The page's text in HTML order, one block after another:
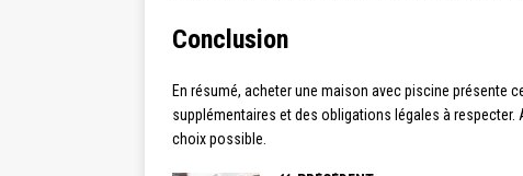
Conclusion
En résumé, acheter une maison avec piscine présente
supplémentaires et des obligations légales à
choix possible.